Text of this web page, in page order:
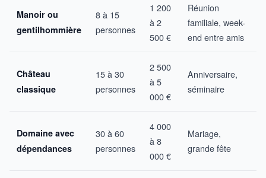
Manoir ou
gentilhommière
8 à 15
personnes
1 200
à 2
500 €
Réunion
familiale, week-
end entre amis
Château
classique
15 à 30
personnes
2 500
à 5
000 €
Anniversaire,
séminaire
Domaine avec
dépendances
30 à 60
personnes
4 000
à 8
000 €
Mariage,
grande fête